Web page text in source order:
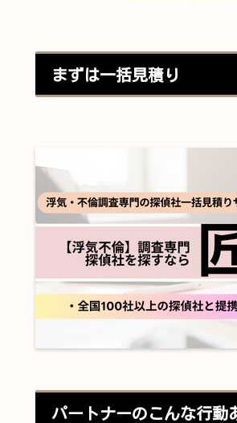
まずは一括見積り
パートナーのこんな行動